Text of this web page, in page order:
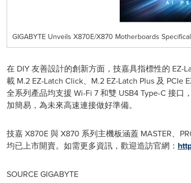
GIGABYTE Unveils X870E/X870 Motherboards
在 DIY 友善設計的創新方面，技嘉具指標性的 EZ-
載 M.2 EZ-Latch Click、M.2 EZ-Latch Plus 及
全系列產品均支援 Wi-Fi 7 和雙 USB4 Type-C 接
加簡易，為未來高速連接做好準備。
技嘉 X870E 與 X870 系列主機板涵蓋 MASTER、
均已上市開賣。如需更多資訊，歡迎造訪官網：
SOURCE GIGABYTE